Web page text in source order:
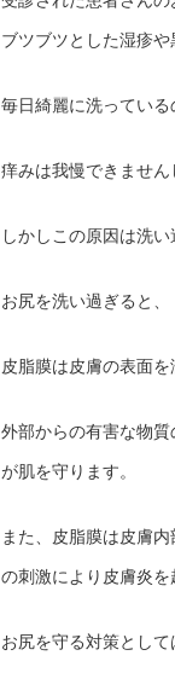
ブツブツとした湿疹や
毎日綺麗に洗っている
痒みは我慢できません
しかしこの原因は洗
お尻を洗い過ぎると、
皮脂膜は皮膚の表面
外部からの有害な物
が肌を守ります。
また、皮脂膜は皮膚
の刺激により皮膚炎を
お尻を守る対策として